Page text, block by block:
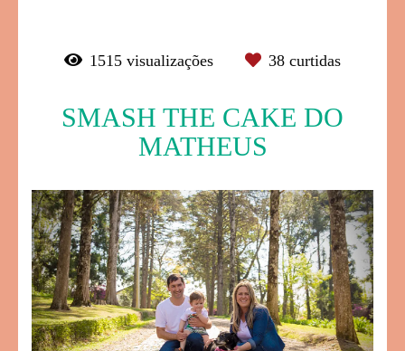
1515 visualizações 38 curtidas
SMASH THE CAKE DO
MATHEUS